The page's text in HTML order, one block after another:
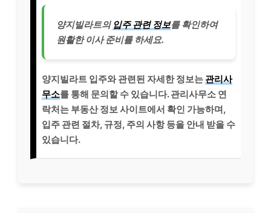
양지빌라트의 입주 관련 정보를 확인하여
원활한 이사 준비를 하세요.
양지빌라트 입주와 관련된 자세한 정보는 관리사
무소를 통해 문의할 수 있습니다. 관리사무소 연
락처는 부동산 정보 사이트에서 확인 가능하며,
입주 관련 절차, 규정, 주의 사항 등을 안내 받을 수
있습니다.